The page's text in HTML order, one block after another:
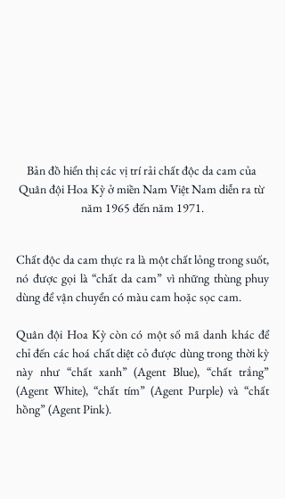
Bản đồ hiển thị các vị trí rải chất độc da cam của
Quân đội Hoa Kỳ ở miền Nam Việt Nam diễn ra từ
năm 1965 đến năm 1971.
Chất độc da cam thực ra là một chất lỏng trong suốt,
nó được gọi là “chất da cam” vì những thùng phuy
dùng để vận chuyển có màu cam hoặc sọc cam.
Quân đội Hoa Kỳ còn có một số mã danh khác để
chỉ đến các hoá chất diệt cỏ được dùng trong thời kỳ
này như “chất xanh” (Agent Blue), “chất trắng”
(Agent White), “chất tím” (Agent Purple) và “chất
hồng” (Agent Pink).